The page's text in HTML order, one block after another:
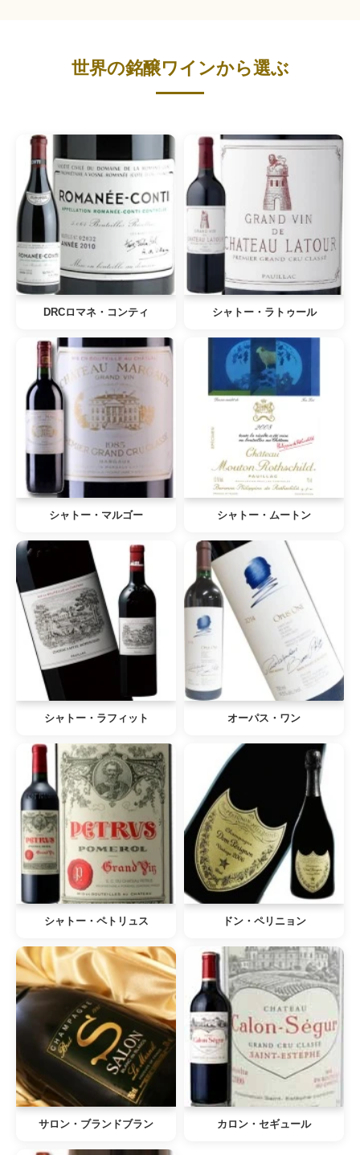
世界の銘醸ワインから選ぶ
DRCロマネ・コンティ シャトー・ラトゥール
シャトー・マルゴー シャトー・ムートン
シャトー・ラフィット オーパス・ワン
シャトー・ペトリュス ドン・ペリニョン
サロン・ブランドブラン カロン・セギュール